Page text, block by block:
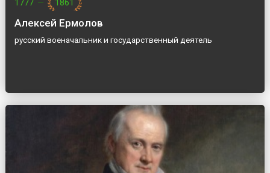
1777 — 1861
Алексей Ермолов
русский военачальник и государственный деятель